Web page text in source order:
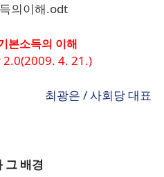
의이해.odt
본소득의 이해
4. 21.)
최광은 / 사회당 대표
그 배경